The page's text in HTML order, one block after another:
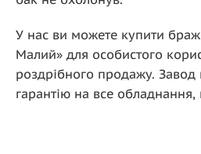
У нас ви можете купити
Малий» для особистого
роздрібного продажу. Завод
гарантію на все